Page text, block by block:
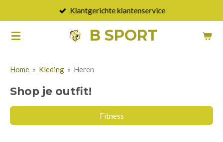
naar
B SPORT
Klantgerichte klantenservice
Home » Kleding » Heren
Shop je outfit!
Fitness